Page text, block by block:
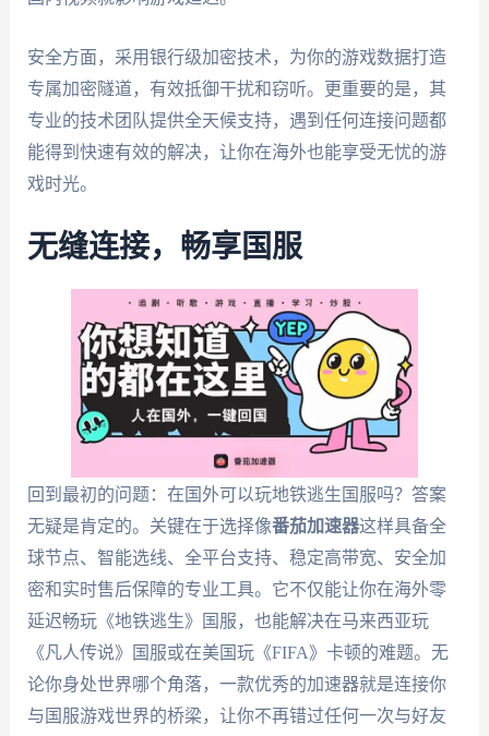
安全方面，采用银行级加密技术，为你的游戏数据打造
专属加密隧道，有效抵御干扰和窃听。更重要的是，其
专业的技术团队提供全天候支持，遇到任何连接问题都
能得到快速有效的解决，让你在海外也能享受无忧的游
戏时光。
无缝连接，畅享国服
回到最初的问题：在国外可以玩地铁逃生国服吗？答案
无疑是肯定的。关键在于选择像番茄加速器这样具备全
球节点、智能选线、全平台支持、稳定高带宽、安全加
密和实时售后保障的专业工具。它不仅能让你在海外零
延迟畅玩《地铁逃生》国服，也能解决在马来西亚玩
《凡人传说》国服或在美国玩《FIFA》卡顿的难题。无
论你身处世界哪个角落，一款优秀的加速器就是连接你
与国服游戏世界的桥梁，让你不再错过任何一次与好友